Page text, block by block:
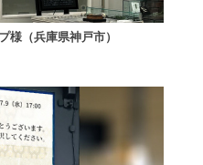
様（兵庫県神戸市）